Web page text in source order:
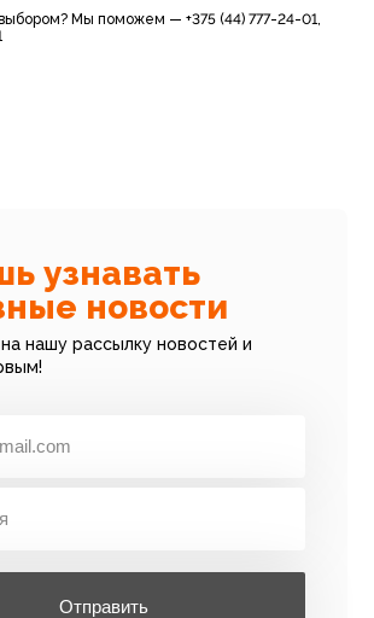
Мы поможем — +375 (44) 777-24-01,
узнавать
новости
нашу рассылку новостей и
Отправить